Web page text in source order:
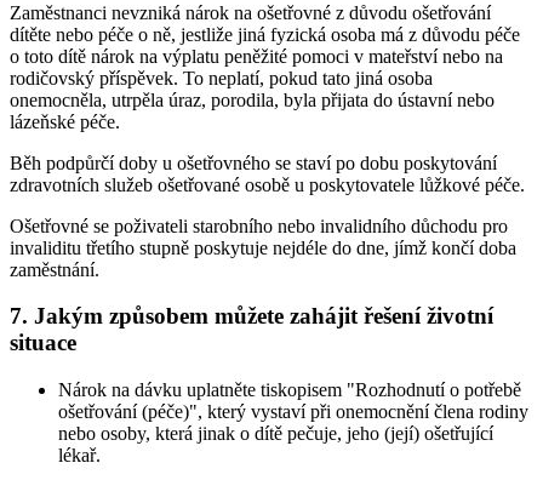
Zaměstnanci nevzniká nárok na ošetřovné z důvodu ošetřování
dítěte nebo péče o ně, jestliže jiná fyzická osoba má z důvodu péče
o toto dítě nárok na výplatu peněžité pomoci v mateřství nebo na
rodičovský příspěvek. To neplatí, pokud tato jiná osoba
onemocněla, utrpěla úraz, porodila, byla přijata do ústavní nebo
lázeňské péče.
Běh podpůrčí doby u ošetřovného se staví po dobu poskytování
zdravotních služeb ošetřované osobě u poskytovatele lůžkové péče.
Ošetřovné se poživateli starobního nebo invalidního důchodu pro
invaliditu třetího stupně poskytuje nejdéle do dne, jímž končí doba
zaměstnání.
7. Jakým způsobem můžete zahájit řešení životní
situace
Nárok na dávku uplatněte tiskopisem "Rozhodnutí o potřebě
ošetřování (péče)", který vystaví při onemocnění člena rodiny
nebo osoby, která jinak o dítě pečuje, jeho (její) ošetřující
lékař.